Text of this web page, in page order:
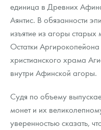
единица в Древних
Аянтис. В обязанности
изъятие из агоры старых
Остатки Аргирокопейона
христианского храма
внутри Афинской агоры.
Судя по объему
монет и их
уверенностью сказать,